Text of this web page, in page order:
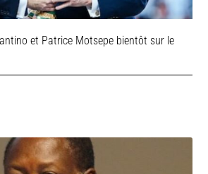
et Patrice Motsepe bientôt sur le